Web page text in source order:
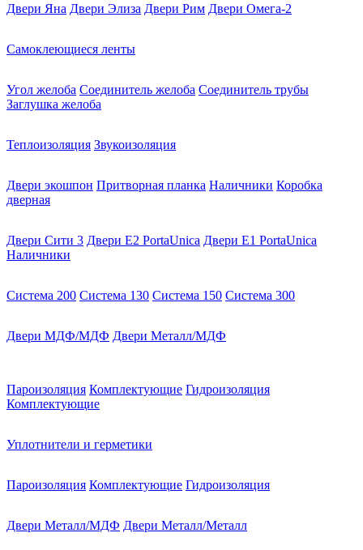
Двери Яна Двери Элиза Двери Рим Двери Омега-2
Самоклеющиеся ленты
Угол желоба Соединитель желоба Соединитель трубы
Заглушка желоба
Теплоизоляция Звукоизоляция
Двери экошпон Притворная планка Наличники Коробка
дверная
Двери Сити 3 Двери E2 PortaUnica Двери E1 PortaUnica
Наличники
Система 200 Система 130 Система 150 Система 300
Двери МДФ/МДФ Двери Металл/МДФ
Пароизоляция Комплектующие Гидроизоляция
Комплектующие
Уплотнители и герметики
Пароизоляция Комплектующие Гидроизоляция
Двери Металл/МДФ Двери Металл/Металл